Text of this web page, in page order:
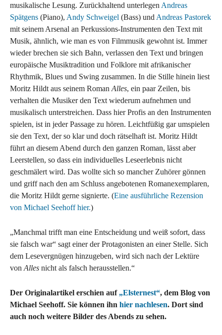
musikalische Lesung. Zurückhaltend unterlegen Andreas
Spätgens (Piano), Andy Schweigel (Bass) und Andreas Pastorek
mit seinem Arsenal an Perkussions-Instrumenten den Text mit
Musik, ähnlich, wie man es von Filmmusik gewohnt ist. Immer
wieder brechen sie sich Bahn, verlassen den Text und bringen
europäische Musiktradition und Folklore mit afrikanischer
Rhythmik, Blues und Swing zusammen. In die Stille hinein liest
Moritz Hildt aus seinem Roman Alles, ein paar Zeilen, bis
verhalten die Musiker den Text wiederum aufnehmen und
musikalisch unterstreichen. Dass hier Profis an den Instrumenten
spielen, ist in jeder Passage zu hören. Leichtfüßig gar umspielen
sie den Text, der so klar und doch rätselhaft ist. Moritz Hildt
führt an diesem Abend durch den ganzen Roman, lässt aber
Leerstellen, so dass ein individuelles Leseerlebnis nicht
geschmälert wird. Das wollte sich so mancher Zuhörer gönnen
und griff nach den am Schluss angebotenen Romanexemplaren,
die Moritz Hildt gerne signierte. (Eine ausführliche Rezension
von Michael Seehoff hier.)
„Manchmal trifft man eine Entscheidung und weiß sofort, dass
sie falsch war“ sagt einer der Protagonisten an einer Stelle. Sich
dem Lesevergnügen hinzugeben, wird sich nach der Lektüre
von Alles nicht als falsch herausstellen.“
Der Originalartikel erschien auf „Elsternest“, dem Blog von
Michael Seehoff. Sie können ihn hier nachlesen. Dort sind
auch noch weitere Bilder des Abends zu sehen.